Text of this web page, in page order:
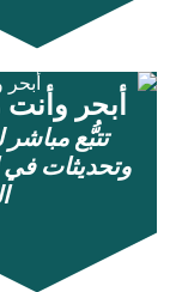
أبحر
تتبُّع
وتحديثات